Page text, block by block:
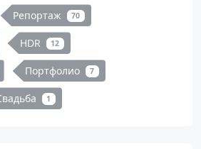
Репортаж 70
HDR 12
Портфолио 7
1